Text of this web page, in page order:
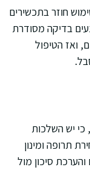
חוזר בתכשירים
בדיקה מסודרת
ואז הטיפול
כי יש השלכות
תרופה ומינון
סיכון מול